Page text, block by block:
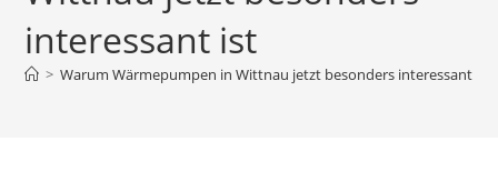
interessant ist
> Warum Wärmepumpen in Wittnau jetzt besonders interessant ist